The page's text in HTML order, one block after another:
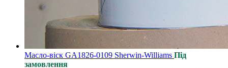
Масло-віск GA1826-0109 Sherwin-Williams Під
замовлення